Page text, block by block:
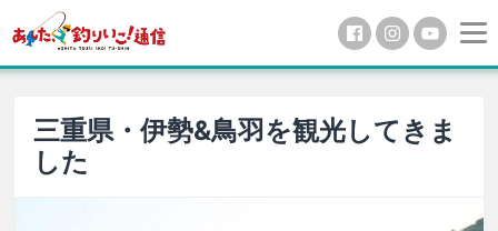
三重県・伊勢&鳥羽を観光してきま
した